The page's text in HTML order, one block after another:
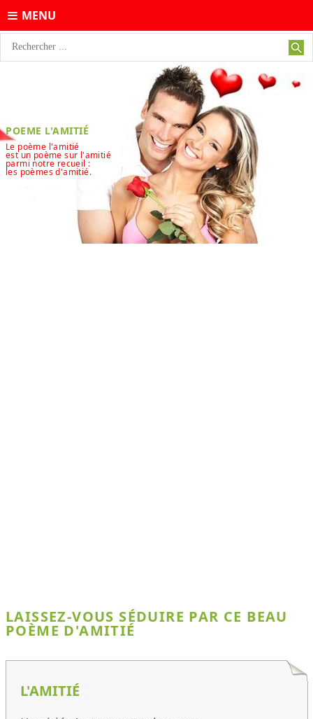
MENU
POEME L'AMITIÉ
Le poème l'amitié
est un poème sur l'amitié
parmi notre recueil :
les poèmes d'amitié.
LAISSEZ-VOUS SÉDUIRE PAR CE BEAU
POÈME D'AMITIÉ
L'AMITIÉ